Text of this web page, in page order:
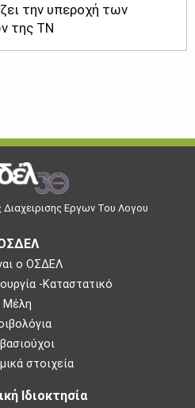
την υπεροχή των
της ΤΝ
Διαχειρισης Εργων Του Λογου
ο ΟΣΔΕΛ
-Καταστατικό
Μέλη
στοιχεία
Ιδιοκτησία